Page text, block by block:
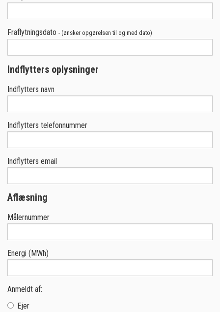
Fraflytningsdato - (ønsker opgørelsen til og med dato)
Indflytters oplysninger
Indflytters navn
Indflytters telefonnummer
Indflytters email
Aflæsning
Målernummer
Energi (MWh)
Anmeldt af:
Ejer